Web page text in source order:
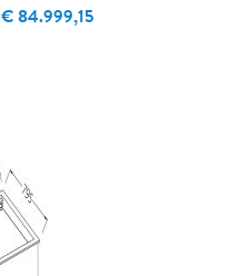
€ 84.999,15